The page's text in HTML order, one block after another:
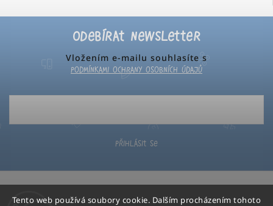
Tento web používá soubory cookie. Dalším procházením tohoto
Odebírat newsletter
Vložením e-mailu souhlasíte s
podmínkami ochrany osobních údajů
Přihlásit se